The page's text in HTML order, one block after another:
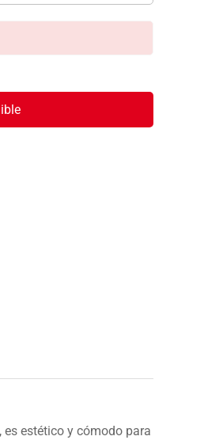
estético y cómodo para